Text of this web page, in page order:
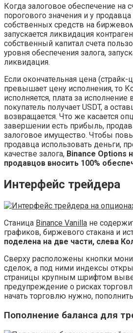
Когда залоговое обеспечение на
порогового значения и у продавца
собственных средств на
запускается ликвидация
собственный капитал счета
уровня обеспечения залога,
ликвидация.
Если окончательная цена (страйк-
превышает цену исполнения, то
исполняется, плата за исполнение
покупатель получает USDT, а
возвращается. Что же касается
завершении есть прибыль,
залоговое имущество. Чтобы
продавца использовать деньги,
качестве залога, Binance Options
продавцов вносить 100%
Интерфейс трейдера
Станица Binance Vanilla не
графиков, биржевого стакана и
поделена на две части, слева
Сверху расположены кнопки
сделок, а под ними индексы
страницы крупным шрифтом
предупреждение о рисках
начать торговлю нужно,
Пополнение баланса для